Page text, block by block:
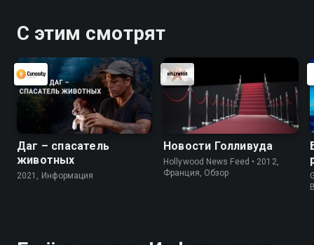
С этим смотрят
Даг – спасатель
животных
2021, Информация
Новости Голливуда
Hollywood News Feed • 2012,
Франция, Обзор